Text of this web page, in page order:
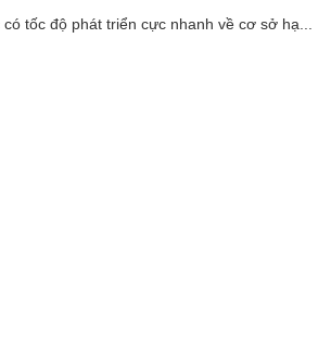
tốc độ phát triển cực nhanh về cơ sở hạ...